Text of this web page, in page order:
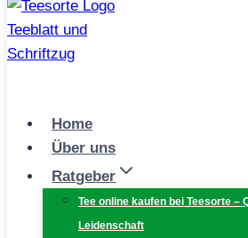
Home
Über uns
Ratgeber
Tee online kaufen bei Teesorte –
Leidenschaft